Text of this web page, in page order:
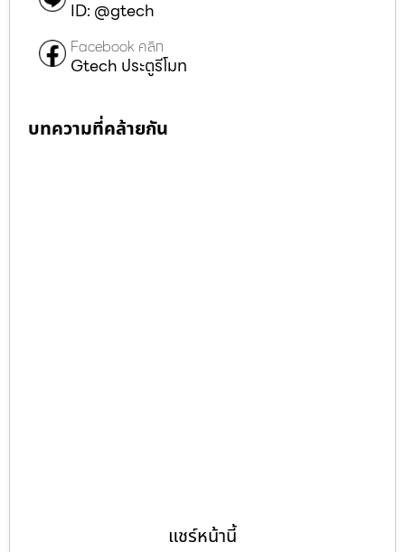
ID: @gtech
Facebook คลิก
Gtech ประตูรีโมท
บทความที่คล้ายกัน
แชร์หน้านี้